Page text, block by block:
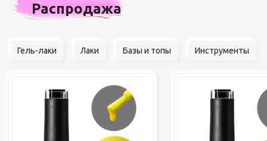
Распродажа
Гель-лаки Лаки Базы и топы Инструменты